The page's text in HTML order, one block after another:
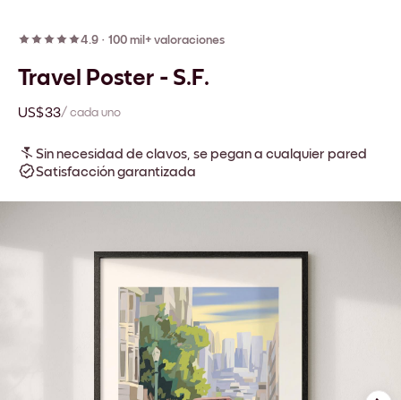
4.9 · 100 mil+ valoraciones
Travel Poster - S.F.
US$33/ cada uno
Sin necesidad de clavos, se pegan a cualquier pared
Satisfacción garantizada